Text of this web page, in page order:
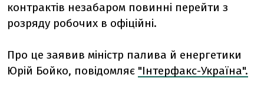
контрактів незабаром повинні перейти з
розряду робочих в офіційні.
Про це заявив міністр палива й енергетики
Юрій Бойко, повідомляє "Інтерфакс-Україна".